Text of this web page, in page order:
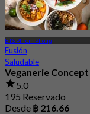
BTS Phrom Phong
Fusión
Saludable
Veganerie Concept
5.0
195 Reservado
Desde ฿ 216.66